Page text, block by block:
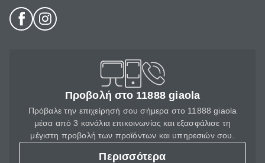
Προβολή στο 11888 giaola
Πρόβαλε την επιχείρησή σου σήμερα στο 11888 giaola
μέσα από 3 κανάλια επικοινωνίας και εξασφάλισε τη
μέγιστη προβολή των προϊόντων και υπηρεσιών σου.
Περισσότερα